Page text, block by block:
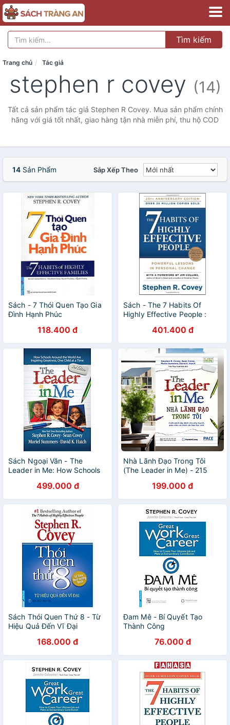
Tìm kiếm
Trang chủ Tác giả
stephen r covey (14)
Tất cả sản phẩm tác giả Stephen R Covey. Mua sản phẩm chính
hãng với giá tốt nhất, giao hàng tận nhà miễn phí, thu hộ COD
14 Sản Phẩm Sắp Xếp Theo
Sách - 7 Thói Quen Tạo Gia
Đình Hạnh Phúc
118.400 đ
Sách - The 7 Habits Of
Highly Effective People :
Personal Change
401.400 đ
Sách Ngoại Văn - The
Leader in Me: How Schools
Inspiring Greatness, One
Child at a Time
499.000 đ
Nhà Lãnh Đạo Trong Tôi
(The Leader in Me) - 215
199.000 đ
Sách Thói Quen Thứ 8 - Từ
Hiệu Quả Đến Vĩ Đại
168.000 đ
Đam Mê - Bí Quyết Tạo
Thành Công
76.000 đ